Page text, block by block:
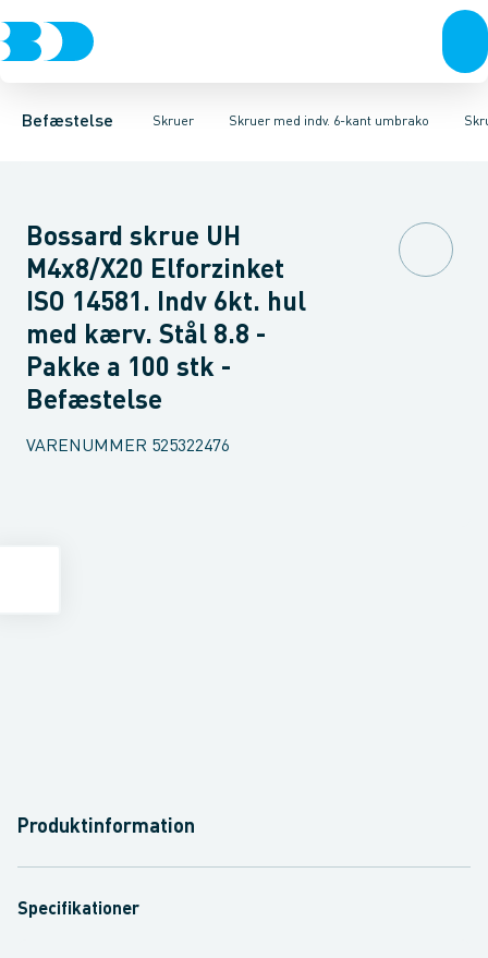
Befæstelse Skruer
Bolte & sætskruerMøtrikkerSkiverSkruerSøm & dykkere
Skruer med indv. 6-kant umbrako
Karmskruer Facadeskruer ByggeskruerSpånskruer
Skruer CH Sort Skruer CH Elgalvaniseret FZBSkruer CH
Bossard skrue UH
M4x8/X20 Elforzinket
ISO 14581. Indv 6kt. hul
med kærv. Stål 8.8 -
Pakke a 100 stk -
Befæstelse
VARENUMMER 525322476
Produktinformation
Specifikationer